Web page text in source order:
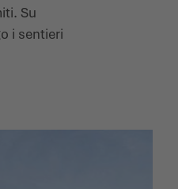
Su
i sentieri